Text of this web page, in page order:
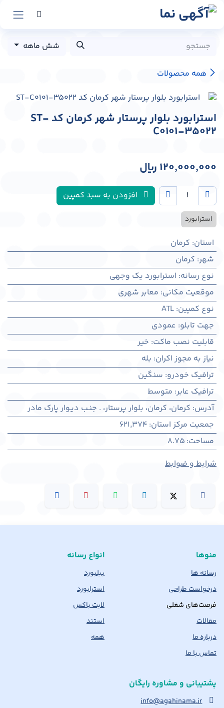
پرش به محتوا
همه محصولات
شش ماهه
استرابورد بلوار پرستار شهر کرمان کد ST-
C0101-35022
120,000,000 ﷼
افزودن به سبد کمپین
استرابورد
استان: کرمان
شهر: كرمان
نوع رسانه: استرابورد یک وجهی
موقعیت مکانی: معابر شهری
نوع کمپین:
ATL
جهت تابلو: عمودی
قابلیت نصب ماکت: خیر
نیاز به مجوز اکران: بله
ترافیک خودرو: سنگین
ترافیک عابر: متوسط
آدرس: کرمان، كرمان، بلوار پرستار، . جنـب دیـوار پارک مادر
جمعیت مرکز استان:
621,374
مساحت:
8.75
شرایط و ضوابط
منوها
رسانه ها
درخواست طراحی
فرصت‌های شغلی
مقالات
درباره ما
تماس با ما
انواع رسانه
بیلبورد
استرابورد
لایت باکس
استند
همه
پشتیبانی و مشاوره رایگان
info@agahinama.ir